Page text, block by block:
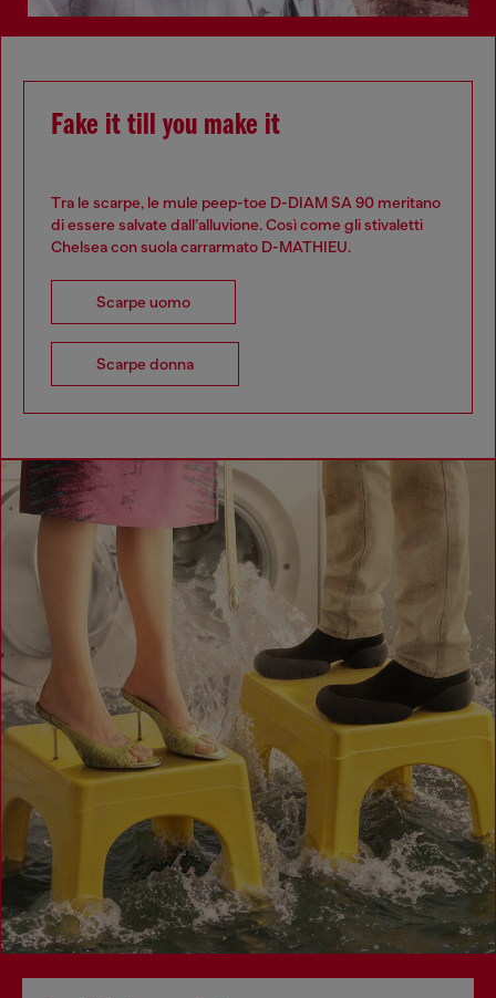
Fake it till you make it
Tra le scarpe, le mule peep-toe D-DIAM SA 90 meritano
di essere salvate dall’alluvione. Così come gli stivaletti
Chelsea con suola carrarmato D-MATHIEU.
Scarpe uomo
Scarpe donna